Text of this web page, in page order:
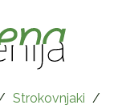
Strokovnjaki /